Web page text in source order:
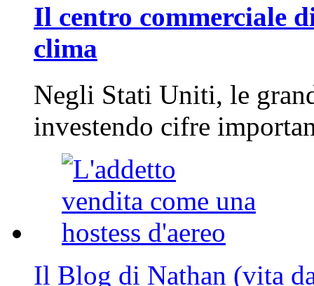
Il centro commerciale
clima
Negli Stati Uniti, le
investendo cifre
Il Blog di Nathan (vita